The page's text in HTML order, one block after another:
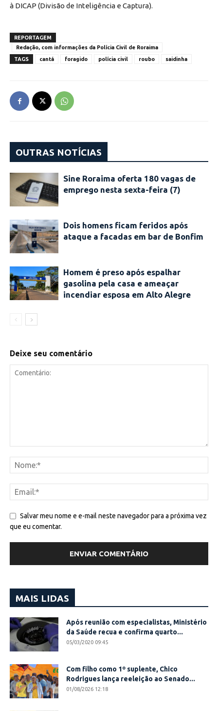
à DICAP (Divisão de Inteligência e Captura).
REPORTAGEM
Redação, com informações da Polícia Civil de Roraima
TAGS
cantá foragido polícia civil roubo saidinha
OUTRAS NOTÍCIAS
Sine Roraima oferta 180 vagas de
emprego nesta sexta-feira (7)
Dois homens ficam feridos após
ataque a facadas em bar de Bonfim
Homem é preso após espalhar
gasolina pela casa e ameaçar
incendiar esposa em Alto Alegre
Deixe seu comentário
Salvar meu nome e e-mail neste navegador para a próxima vez
que eu comentar.
MAIS LIDAS
Após reunião com especialistas, Ministério
da Saúde recua e confirma quarto...
05/03/2020 09:45
Com filho como 1º suplente, Chico
Rodrigues lança reeleição ao Senado...
01/08/2026 12:18